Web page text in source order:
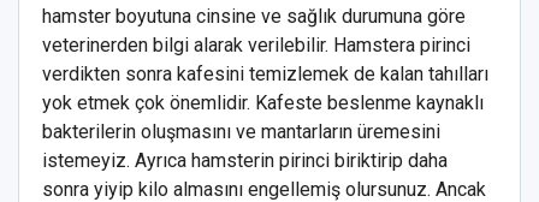
hamster boyutuna cinsine ve sağlık durumuna göre
veterinerden bilgi alarak verilebilir. Hamstera pirinci
verdikten sonra kafesini temizlemek de kalan tahılları
yok etmek çok önemlidir. Kafeste beslenme kaynaklı
bakterilerin oluşmasını ve mantarların üremesini
istemeyiz. Ayrıca hamsterin pirinci biriktirip daha
sonra yiyip kilo almasını engellemiş olursunuz. Ancak